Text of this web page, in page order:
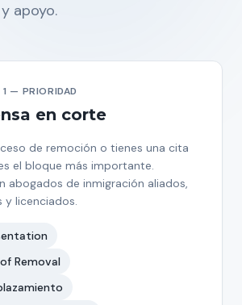
apoyo.
1 — PRIORIDAD
en corte
de remoción o tienes una cita
el bloque más importante.
abogados de inmigración aliados,
y licenciados.
Removal